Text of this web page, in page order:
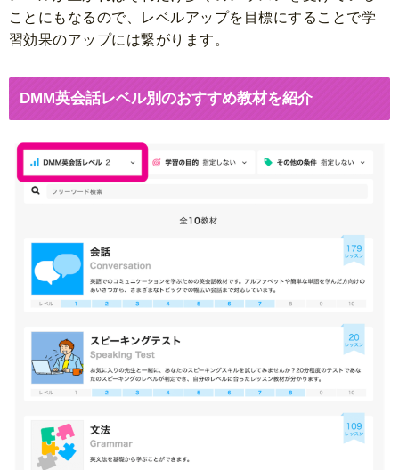
ことにもなるので、レベルアップを目標にすることで学
習効果のアップには繋がります。
DMM英会話レベル別のおすすめ教材を紹介